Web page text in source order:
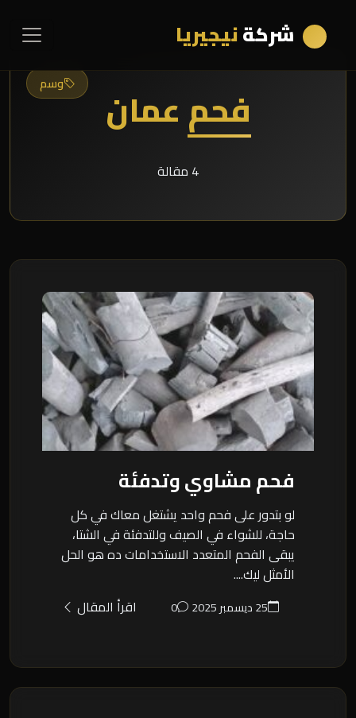
شركةنيجيريا
وسم فحم عمان
4 مقالة
فحم مشاوي وتدفئة
لو بتدور على فحم واحد يشتغل معاك في كل
حاجة، للشواء في الصيف وللتدفئة في الشتا،
يبقى الفحم المتعدد الاستخدامات ده هو الحل
الأمثل ليك....
25 ديسمبر 2025 0 اقرأ المقال